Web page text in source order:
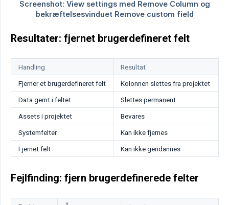
Resultater: fjernet brugerdefineret felt
Handling
Resultat
Fjerner et brugerdefineret felt
Kolonnen slettes fra projektet
Data gemt i feltet
Slettes permanent
Assets i projektet
Bevares
Systemfelter
Kan ikke fjernes
Fjernet felt
Kan ikke gendannes
Fejlfinding: fjern brugerdefinerede felter